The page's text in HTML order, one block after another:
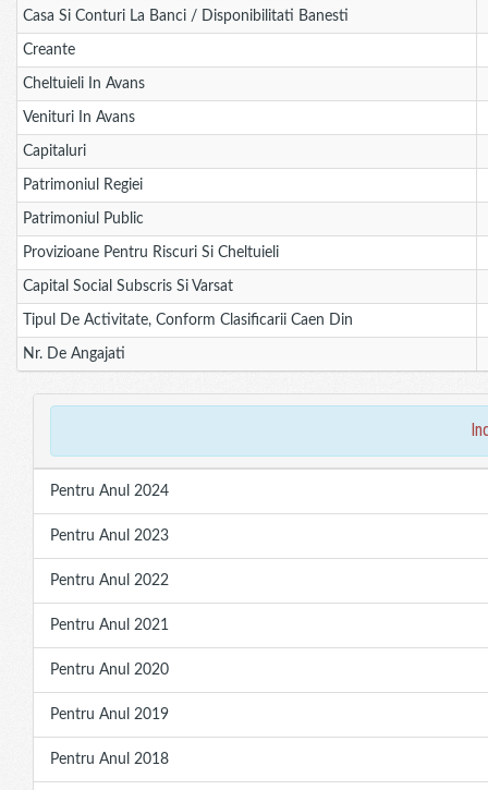
Casa Si Conturi La Banci / Disponibilitati Banesti
Creante
Cheltuieli In Avans
Venituri In Avans
Capitaluri
Patrimoniul Regiei
Patrimoniul Public
Provizioane Pentru Riscuri Si Cheltuieli
Capital Social Subscris Si Varsat
Tipul De Activitate, Conform Clasificarii Caen Din
Nr. De Angajati
Pentru Anul 2024
Pentru Anul 2023
Pentru Anul 2022
Pentru Anul 2021
Pentru Anul 2020
Pentru Anul 2019
Pentru Anul 2018